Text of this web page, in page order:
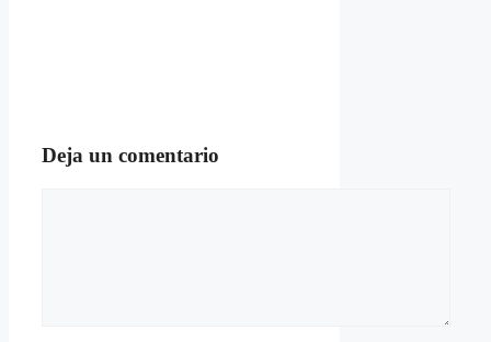
Deja un comentario